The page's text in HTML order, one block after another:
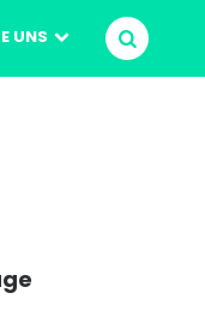
UNS
SUCHEN